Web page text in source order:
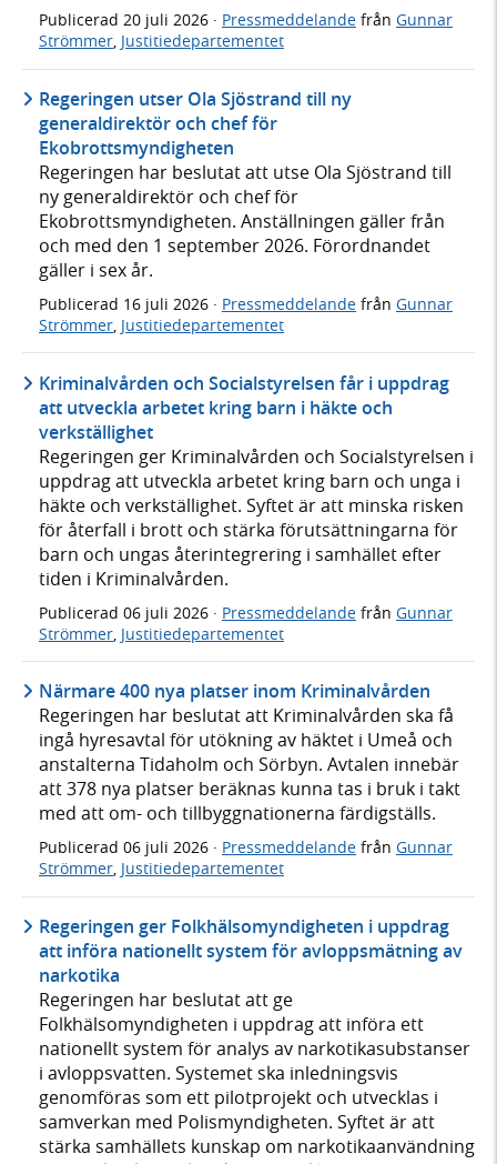
Publicerad 20 juli 2026 · Pressmeddelande från Gunnar
Strömmer, Justitiedepartementet
Regeringen utser Ola Sjöstrand till ny
generaldirektör och chef för
Ekobrottsmyndigheten
Regeringen har beslutat att utse Ola Sjöstrand till
ny generaldirektör och chef för
Ekobrottsmyndigheten. Anställningen gäller från
och med den 1 september 2026. Förordnandet
gäller i sex år.
Publicerad 16 juli 2026 · Pressmeddelande från Gunnar
Strömmer, Justitiedepartementet
Kriminalvården och Socialstyrelsen får i uppdrag
att utveckla arbetet kring barn i häkte och
verkställighet
Regeringen ger Kriminalvården och Socialstyrelsen i
uppdrag att utveckla arbetet kring barn och unga i
häkte och verkställighet. Syftet är att minska risken
för återfall i brott och stärka förutsättningarna för
barn och ungas återintegrering i samhället efter
tiden i Kriminalvården.
Publicerad 06 juli 2026 · Pressmeddelande från Gunnar
Strömmer Justitiedepartementet
Närmare 400 nya platser inom Kriminalvården
Regeringen har beslutat att Kriminalvården ska få
ingå hyresavtal för utökning av häktet i Umeå och
anstalterna Tidaholm och Sörbyn. Avtalen innebär
att 378 nya platser beräknas kunna tas i bruk i takt
med att om- och tillbyggnationerna färdigställs.
Publicerad 06 juli 2026 · Pressmeddelande från Gunnar
Strömmer, Justitiedepartementet
Regeringen ger Folkhälsomyndigheten i uppdrag
att införa nationellt system för avloppsmätning av
narkotika
Regeringen har beslutat att ge
Folkhälsomyndigheten i uppdrag att införa ett
nationellt system för analys av narkotikasubstanser
i avloppsvatten. Systemet ska inledningsvis
genomföras som ett pilotprojekt och utvecklas i
samverkan med Polismyndigheten. Syftet är att
stärka samhällets kunskap om narkotikaanvändning